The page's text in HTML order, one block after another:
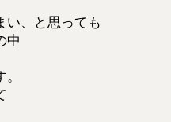
い、と思っても
中